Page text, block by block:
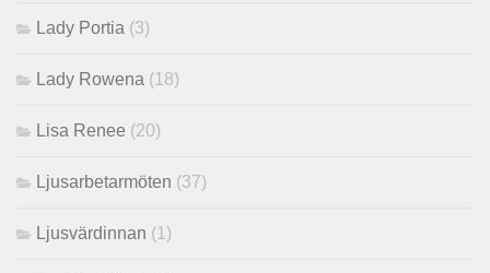
Lady Portia (3)
Lady Rowena (18)
Lisa Renee (20)
Ljusarbetarmöten (37)
Ljusvärdinnan (1)